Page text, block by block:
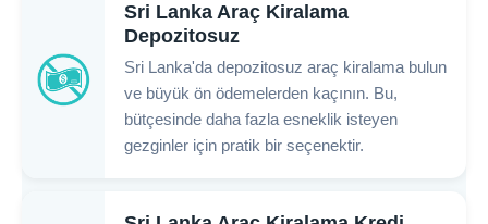
Sri Lanka Araç Kiralama
Depozitosuz
Sri Lanka'da depozitosuz araç kiralama bulun
ve büyük ön ödemelerden kaçının. Bu,
bütçesinde daha fazla esneklik isteyen
gezginler için pratik bir seçenektir.